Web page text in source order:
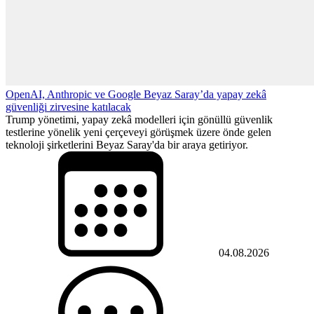
OpenAI, Anthropic ve Google Beyaz Saray’da yapay zekâ
güvenliği zirvesine katılacak
Trump yönetimi, yapay zekâ modelleri için gönüllü güvenlik
testlerine yönelik yeni çerçeveyi görüşmek üzere önde gelen
teknoloji şirketlerini Beyaz Saray'da bir araya getiriyor.
04.08.2026